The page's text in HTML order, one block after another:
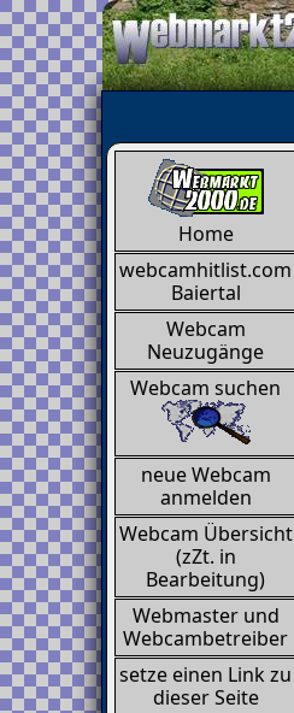
Home
webcamhitlist.com
Baiertal
Webcam
Neuzugänge
Webcam suchen
neue Webcam
anmelden
Webcam Übersicht
(zZt. in
Bearbeitung)
Webmaster und
Webcambetreiber
setze einen Link zu
dieser Seite